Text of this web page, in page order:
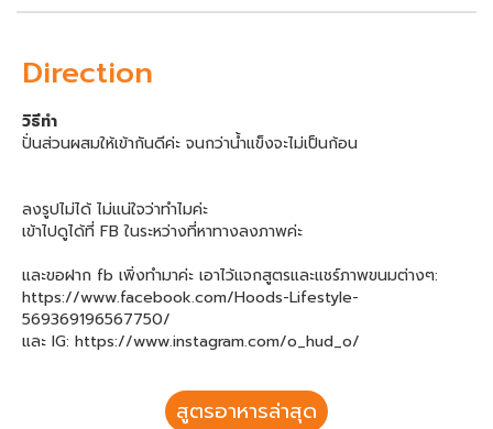
Direction
วิธีทำ
ปั่นส่วนผสมให้เข้ากันดีค่ะ จนกว่าน้ำแข็งจะไม่เป็นก้อน
ลงรูปไม่ได้ ไม่แน่ใจว่าทำไมค่ะ
เข้าไปดูได้ที่ FB ในระหว่างที่หาทางลงภาพค่ะ
และขอฝาก fb เพิ่งทำมาค่ะ เอาไว้แจกสูตรและแชร์ภาพขนมต่างๆ:
https://www.facebook.com/Hoods-Lifestyle-
569369196567750/
และ IG: https://www.instagram.com/o_hud_o/
สูตรอาหารล่าสุด